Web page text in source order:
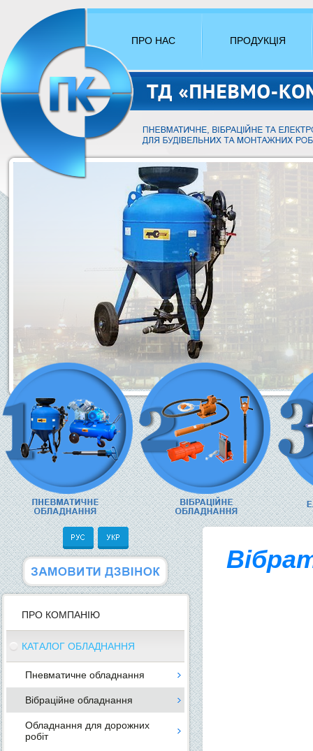
ПРО НАС ПРОДУКЦІЯ
ПРО КОМПАНІЮ
КАТАЛОГ ОБЛАДНАННЯ
Пневматичне обладнання
Вібраційне обладнання
Обладнання для дорожних
робіт